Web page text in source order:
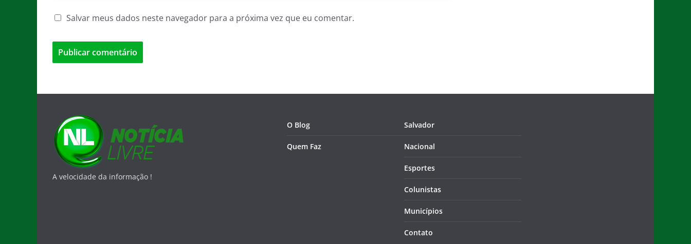
Salvar meus dados neste navegador para a próxima vez que eu comentar.
A velocidade da informação !
O Blog
Quem Faz
Salvador
Nacional
Esportes
Colunistas
Municípios
Contato